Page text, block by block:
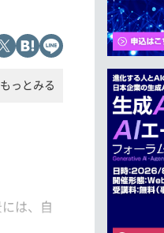
っとみる
は、自